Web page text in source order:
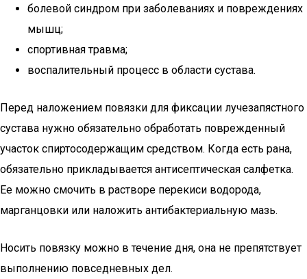
болевой синдром при заболеваниях и повреждениях
мышц;
спортивная травма;
воспалительный процесс в области сустава.
Перед наложением повязки для фиксации лучезапястного
сустава нужно обязательно обработать поврежденный
участок спиртосодержащим средством. Когда есть рана,
обязательно прикладывается антисептическая салфетка.
Ее можно смочить в растворе перекиси водорода,
марганцовки или наложить антибактериальную мазь.
Носить повязку можно в течение дня, она не препятствует
выполнению повседневных дел.